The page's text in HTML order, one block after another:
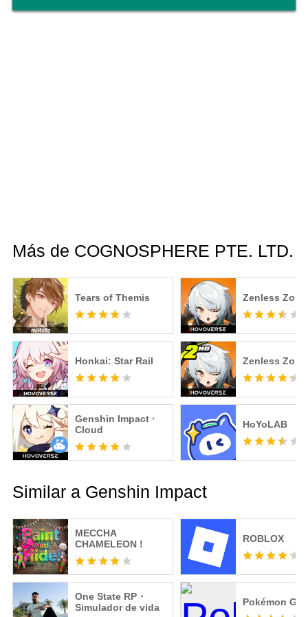
Más de COGNOSPHERE PTE. LTD.
Tears of Themis Zenless
Honkai: Star Rail Zenless
Genshin Impact ·
Cloud
HoYoLAB
Similar a Genshin Impact
MECCHA
CHAMELEON !
ROBLOX
One State RP・
Simulador de vida
Pokémon GO